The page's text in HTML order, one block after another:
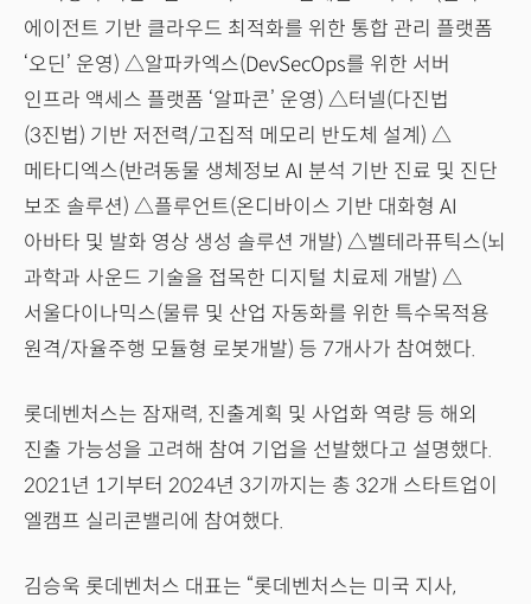
에이전트 기반 클라우드 최적화를 위한 통합 관리 플랫폼
‘오딘’ 운영) △알파카엑스(DevSecOps를 위한 서버
인프라 액세스 플랫폼 ‘알파콘’ 운영) △터넬(다진법
(3진법) 기반 저전력/고집적 메모리 반도체 설계) △
메타디엑스(반려동물 생체정보 AI 분석 기반 진료 및 진단
보조 솔루션) △플루언트(온디바이스 기반 대화형 AI
아바타 및 발화 영상 생성 솔루션 개발) △벨테라퓨틱스(뇌
과학과 사운드 기술을 접목한 디지털 치료제 개발) △
서울다이나믹스(물류 및 산업 자동화를 위한 특수목적용
원격/자율주행 모듈형 로봇개발) 등 7개사가 참여했다.
롯데벤처스는 잠재력, 진출계획 및 사업화 역량 등 해외
진출 가능성을 고려해 참여 기업을 선발했다고 설명했다.
2021년 1기부터 2024년 3기까지는 총 32개 스타트업이
엘캠프 실리콘밸리에 참여했다.
김승욱 롯데벤처스 대표는 “롯데벤처스는 미국 지사,